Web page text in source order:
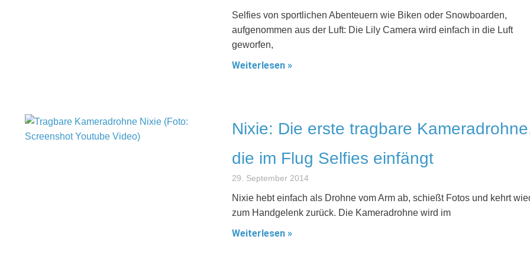
Selfies von sportlichen Abenteuern wie Biken oder Snowboarden,
aufgenommen aus der Luft: Die Lily Camera wird einfach in die Luft
geworfen,
Weiterlesen »
Nixie: Die erste tragbare
die im Flug Selfies einfängt
29. September 2014
Nixie hebt einfach als Drohne vom Arm ab, schießt Fotos und kehrt
zum Handgelenk zurück. Die Kameradrohne wird im
Weiterlesen »